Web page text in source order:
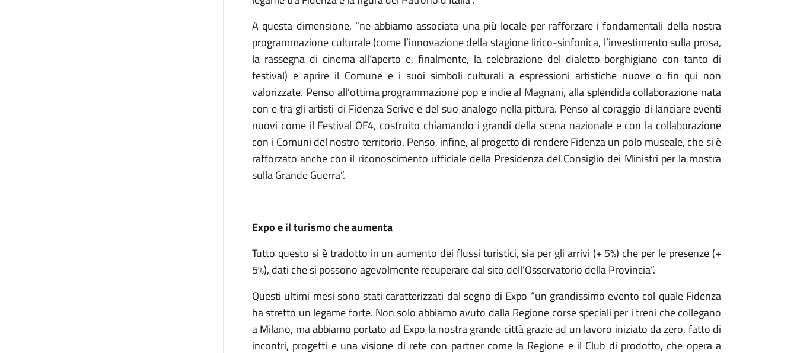
A questa dimensione, “ne abbiamo associata una più locale per rafforzare i fondamentali della nostra
programmazione culturale (come l’innovazione della stagione lirico-sinfonica, l’investimento sulla prosa,
la rassegna di cinema all’aperto e, finalmente, la celebrazione del dialetto borghigiano con tanto di
festival) e aprire il Comune e i suoi simboli culturali a espressioni artistiche nuove o fin qui non
valorizzate. Penso all’ottima programmazione pop e indie al Magnani, alla splendida collaborazione nata
con e tra gli artisti di Fidenza Scrive e del suo analogo nella pittura. Penso al coraggio di lanciare eventi
nuovi come il Festival OF4, costruito chiamando i grandi della scena nazionale e con la collaborazione
con i Comuni del nostro territorio. Penso, infine, al progetto di rendere Fidenza un polo museale, che si è
rafforzato anche con il riconoscimento ufficiale della Presidenza del Consiglio dei Ministri per la mostra
sulla Grande Guerra”.
Expo e il turismo che aumenta
Tutto questo si è tradotto in un aumento dei flussi turistici, sia per gli arrivi (+ 5%) che per le presenze (+
5%), dati che si possono agevolmente recuperare dal sito dell’Osservatorio della Provincia”.
Questi ultimi mesi sono stati caratterizzati dal segno di Expo “un grandissimo evento col quale Fidenza
ha stretto un legame forte. Non solo abbiamo avuto dalla Regione corse speciali per i treni che collegano
a Milano, ma abbiamo portato ad Expo la nostra grande città grazie ad un lavoro iniziato da zero, fatto di
incontri, progetti e una visione di rete con partner come la Regione e il Club di prodotto, che opera a